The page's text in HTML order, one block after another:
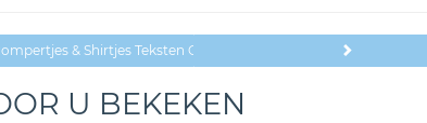
& Shirtjes Teksten Opa en of Oma
U BEKEKEN